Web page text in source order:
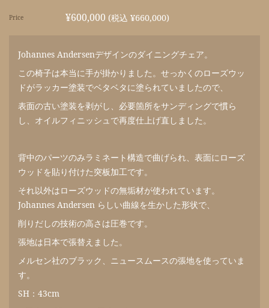
Price ¥600,000 (税込 ¥660,000)
Johannes Andersenデザインのダイニングチェア。
この椅子は本当に手が掛かりました。せっかくのローズウッ
ドがラッカー塗装でベタベタに塗られていましたので、
表面の古い塗装を剥がし、必要箇所をサンディングで慣ら
し、オイルフィニッシュで再度仕上げ直しました。
背中のパーツのみラミネート構造で曲げられ、表面にローズ
ウッドを貼り付けた突板加工です。
それ以外はローズウッドの無垢材が使われています。
Johannes Andersen らしい曲線を生かした形状で、
削りだしの技術の高さは圧巻です。
張地は日本で張替えました。
メルセン社のブラック、ニュースムースの張地を使っていま
す。
SH：43cm